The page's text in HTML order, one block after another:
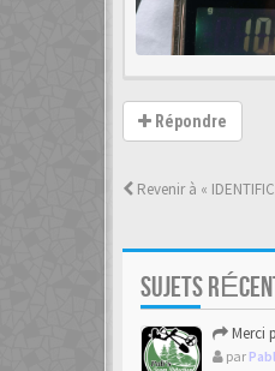
Répondre
Revenir à «
SUJETS
Merci
par